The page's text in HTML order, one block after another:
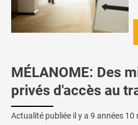
MÉLANOME: Des
privés d'accès au
Actualité publiée il y a 9 années 10